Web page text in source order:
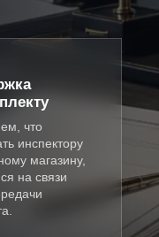
что
инспектору
магазину,
на связи